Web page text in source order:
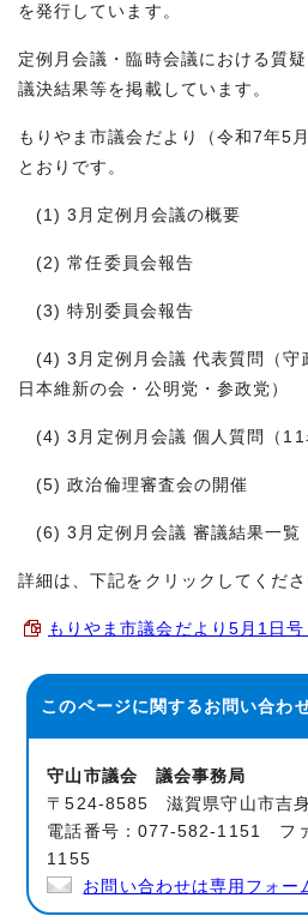
を発行しています。
定例月会議・臨時会議における質
議決結果等を掲載しています。
もりやま市議会だより（令和7年5
とおりです。
(1) 3月定例月会議の概要
(2) 常任委員会報告
(3) 特別委員会報告
(4) 3月定例月会議 代表質問（守
日本維新の会・公明党・参政党）
(4) 3月定例月会議 個人質問（11
(5) 政治倫理審査会の開催
(6) 3月定例月会議 審議結果一覧
詳細は、下記をクリックしてくださ
もりやま市議会だより5月1日
このページに関するお問い合わ
守山市議会 議会事務局
〒524-8585 滋賀県守山市吉
電話番号：077-582-1151 フ
1155
お問い合わせは専用フォー